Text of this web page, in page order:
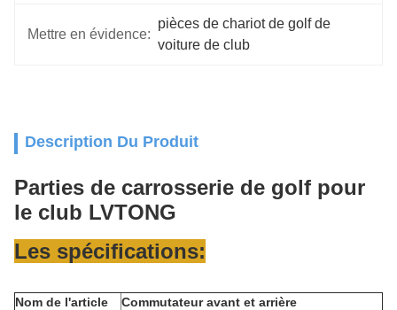
Mettre en évidence:
pièces de chariot de golf de
voiture de club
Description Du Produit
Parties de carrosserie de golf pour
le club LVTONG
Les spécifications:
Nom de l'article
Commutateur avant et arrière